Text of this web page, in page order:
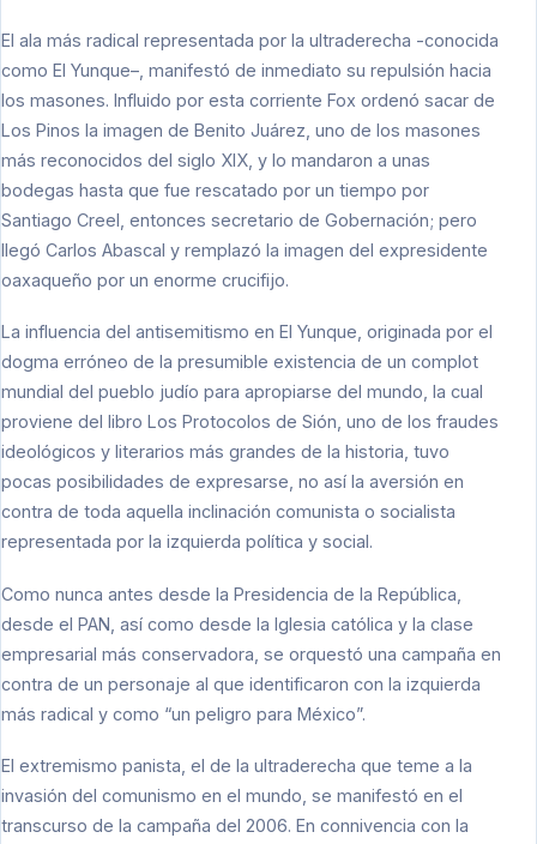
El ala más radical representada por la ultraderecha -conocida
como El Yunque–, manifestó de inmediato su repulsión hacia
los masones. Influido por esta corriente Fox ordenó sacar de
Los Pinos la imagen de Benito Juárez, uno de los masones
más reconocidos del siglo XIX, y lo mandaron a unas
bodegas hasta que fue rescatado por un tiempo por
Santiago Creel, entonces secretario de Gobernación; pero
llegó Carlos Abascal y remplazó la imagen del expresidente
oaxaqueño por un enorme crucifijo.
La influencia del antisemitismo en El Yunque, originada por el
dogma erróneo de la presumible existencia de un complot
mundial del pueblo judío para apropiarse del mundo, la cual
proviene del libro Los Protocolos de Sión, uno de los fraudes
ideológicos y literarios más grandes de la historia, tuvo
pocas posibilidades de expresarse, no así la aversión en
contra de toda aquella inclinación comunista o socialista
representada por la izquierda política y social.
Como nunca antes desde la Presidencia de la República,
desde el PAN, así como desde la Iglesia católica y la clase
empresarial más conservadora, se orquestó una campaña en
contra de un personaje al que identificaron con la izquierda
más radical y como “un peligro para México”.
El extremismo panista, el de la ultraderecha que teme a la
invasión del comunismo en el mundo, se manifestó en el
transcurso de la campaña del 2006. En connivencia con la